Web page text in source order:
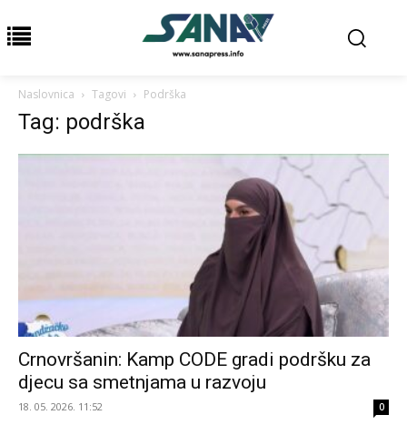
Naslovnica Tagovi Podrška
Tag: podrška
Crnovršanin: Kamp CODE gradi podršku za
djecu sa smetnjama u razvoju
18. 05. 2026. 11:52 0